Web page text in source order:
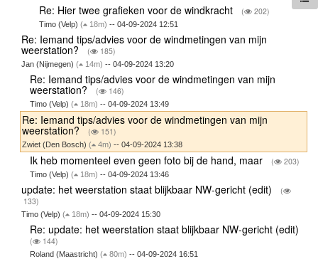
Re: Hier twee grafieken voor de windkracht ( 202)
Timo (Velp) ( 18m) -- 04-09-2024 12:51
Re: Iemand tips/advies voor de windmetingen van mijn
weerstation? ( 185)
Jan (Nijmegen) ( 14m) -- 04-09-2024 13:20
Re: Iemand tips/advies voor de windmetingen van mijn
weerstation? ( 146)
Timo (Velp)( 18m) -- 04-09-2024 13:49
Re: Iemand tips/advies voor de windmetingen van mijn
weerstation? ( 151)
Zwiet (Den Bosch) ( 4m) -- 04-09-2024 13:38
Ik heb momenteel even geen foto bij de hand, maar ( 203)
Timo (Velp)( 18m) -- 04-09-2024 13:46
update: het weerstation staat blijkbaar NW-gericht (edit)
(
133)
Timo (Velp) ( 18m) -- 04-09-2024 15:30
Re: update: het weerstation staat blijkbaar NW-gericht (edit)
( 144)
Roland (Maastricht)( 80m) -- 04-09-2024 16:51